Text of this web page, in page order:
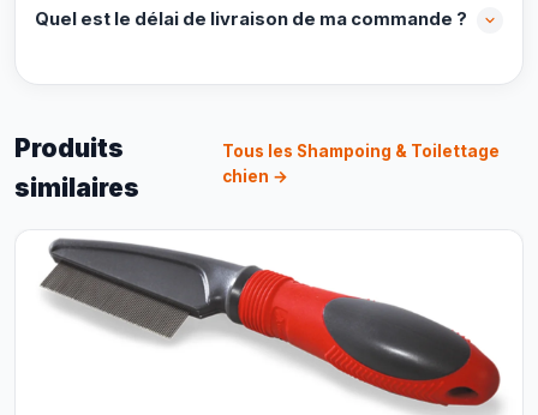
Quel est le délai de livraison de ma commande ?
Produits
similaires
Tous les Shampoing & Toilettage
chien →